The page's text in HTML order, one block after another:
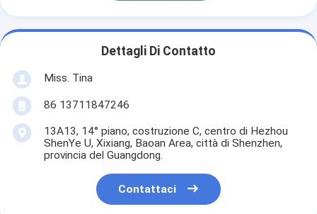
Dettagli Di Contatto
Miss. Tina
86 13711847246
13A13, 14° piano, costruzione C, centro di Hezhou
ShenYe U, Xixiang, Baoan Area, città di Shenzhen,
provincia del Guangdong.
Contattaci